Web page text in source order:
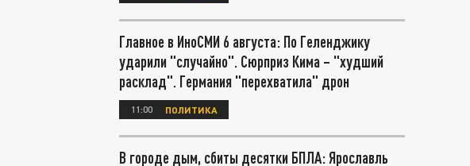
Главное в ИноСМИ 6 августа: По Геленджику
ударили "случайно". Сюрприз Кима – "худший
расклад". Германия "перехватила" дрон
11:00 ПОЛИТИКА
В городе дым, сбиты десятки БПЛА: Ярославль